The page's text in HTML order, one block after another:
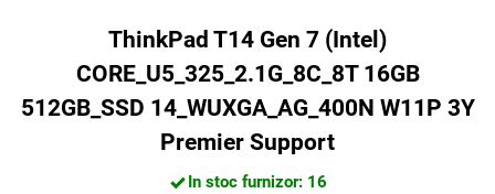
ThinkPad T14 Gen 7 (Intel)
CORE_U5_325_2.1G_8C_8T 16GB
512GB_SSD 14_WUXGA_AG_400N W11P 3Y
Premier Support
In stoc furnizor: 16